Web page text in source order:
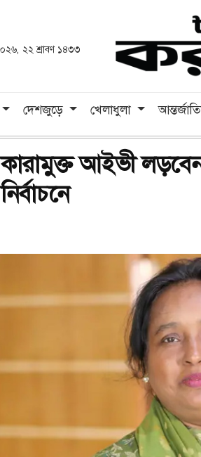
২২ শ্রাবণ ১৪৩৩
দেশজুড়ে খেলাধুলা
কারামুক্ত আইভী
নির্বাচনে